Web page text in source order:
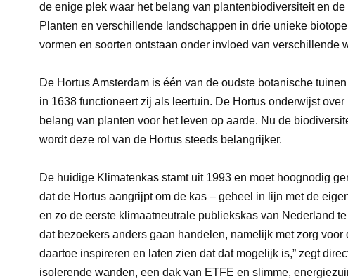
de enige plek waar het belang van plantenbiodiversiteit en
Planten en verschillende landschappen in drie unieke
vormen en soorten ontstaan onder invloed van verschillende
De Hortus Amsterdam is één van de oudste botanische
in 1638 functioneert zij als leertuin. De Hortus onderwijst
belang van planten voor het leven op aarde. Nu de
wordt deze rol van de Hortus steeds belangrijker.
De huidige Klimatenkas stamt uit 1993 en moet hoognodig
dat de Hortus aangrijpt om de kas – geheel in lijn met de
en zo de eerste klimaatneutrale publiekskas van Nederland
dat bezoekers anders gaan handelen, namelijk met zorg voor
daartoe inspireren en laten zien dat dat mogelijk is,” zegt
isolerende wanden, een dak van ETFE en slimme,